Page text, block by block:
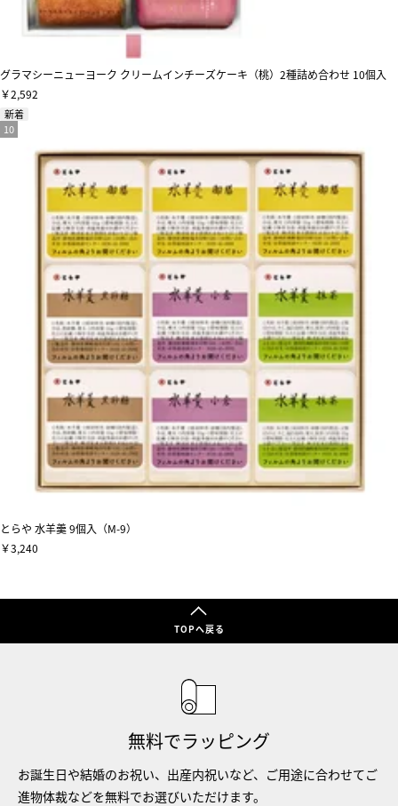
グラマシーニューヨーク クリームインチーズケーキ（桃）2種詰め合わせ 10個入
￥2,592
新着
とらや 水羊羹 9個入（M-9）
￥3,240
TOPへ戻る
無料でラッピング
お誕生日や結婚のお祝い、出産内祝いなど、ご用途に合わせてご
進物体裁などを無料でお選びいただけます。